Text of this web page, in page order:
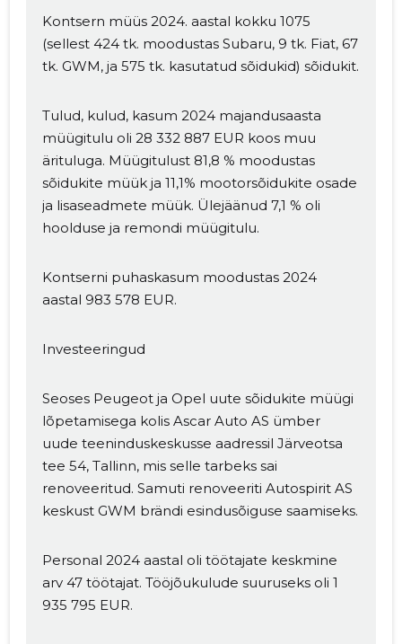
Kontsern müüs 2024. aastal kokku 1075
(sellest 424 tk. moodustas Subaru, 9 tk. Fiat, 67
tk. GWM, ja 575 tk. kasutatud sõidukid) sõidukit.
Tulud, kulud, kasum 2024 majandusaasta
müügitulu oli 28 332 887 EUR koos muu
ärituluga. Müügitulust 81,8 % moodustas
sõidukite müük ja 11,1% mootorsõidukite osade
ja lisaseadmete müük. Ülejäänud 7,1 % oli
hoolduse ja remondi müügitulu.
Kontserni puhaskasum moodustas 2024
aastal 983 578 EUR.
Investeeringud
Seoses Peugeot ja Opel uute sõidukite müügi
lõpetamisega kolis Ascar Auto AS ümber
uude teeninduskeskusse aadressil Järveotsa
tee 54, Tallinn, mis selle tarbeks sai
renoveeritud. Samuti renoveeriti Autospirit AS
keskust GWM brändi esindusõiguse saamiseks.
Personal 2024 aastal oli töötajate keskmine
arv 47 töötajat. Tööjõukulude suuruseks oli 1
935 795 EUR.